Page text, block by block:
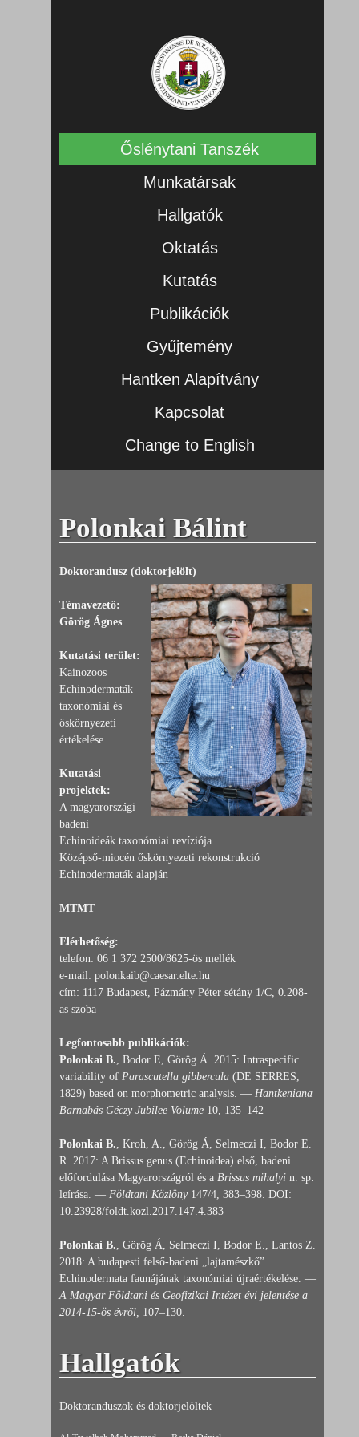
Őslénytani Tanszék
Munkatársak
Hallgatók
Oktatás
Kutatás
Publikációk
Gyűjtemény
Hantken Alapítvány
Kapcsolat
Change to English
Polonkai Bálint
Doktorandusz (doktorjelölt)
Témavezető:
Görög Ágnes
Kutatási terület:
Kainozoos
Echinodermaták
taxonómiai és
őskörnyezeti
értékelése.
Kutatási
projektek:
A magyarországi
badeni
Echinoideák taxonómiai revíziója
Középső-miocén őskörnyezeti rekonstrukció
Echinodermaták alapján
MTMT
Elérhetőség:
telefon: 06 1 372 2500/8625-ös mellék
e-mail: polonkaib@caesar.elte.hu
cím: 1117 Budapest, Pázmány Péter sétány 1/C, 0.208-
as szoba
Legfontosabb publikációk:
Polonkai B., Bodor E, Görög Á. 2015: Intraspecific
variability of Parascutella gibbercula (DE SERRES,
1829) based on morphometric analysis. — Hantkeniana
Barnabás Géczy Jubilee Volume 10, 135–142
Polonkai B., Kroh, A., Görög Á, Selmeczi I, Bodor E.
R. 2017: A Brissus genus (Echinoidea) első, badeni
előfordulása Magyarországról és a Brissus mihalyi n. sp.
leírása. — Földtani Közlöny 147/4, 383–398. DOI:
10.23928/foldt.kozl.2017.147.4.383
Polonkai B., Görög Á, Selmeczi I, Bodor E., Lantos Z.
2018: A budapesti felső-badeni „lajtamészkő”
Echinodermata faunájának taxonómiai újraértékelése. —
A Magyar Földtani és Geofizikai Intézet évi jelentése a
2014-15-ös évről, 107–130.
Hallgatók
Doktoranduszok és doktorjelöltek